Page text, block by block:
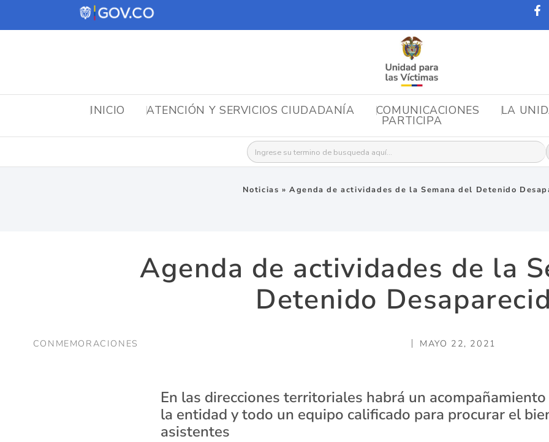
INICIO ATENCIÓN Y SERVICIOS CIUDADANÍA COMUNICACIONES LA
PARTICIPA
Buscar:
Noticias »Agenda de actividades de la Semana del Detenido
Agenda de actividades de la
Detenido
CONMEMORACIONES MAYO 22, 2021
En las direcciones territoriales habrá un
la entidad y todo un equipo calificado para procurar el
asistentes